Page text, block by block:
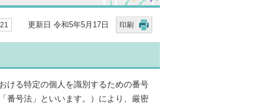
更新日 令和5年5月17日 印刷
ける特定の個人を識別するための番号
番号法」といいます。）により、厳密